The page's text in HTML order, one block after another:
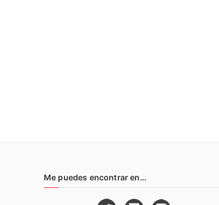
Me puedes encontrar en…